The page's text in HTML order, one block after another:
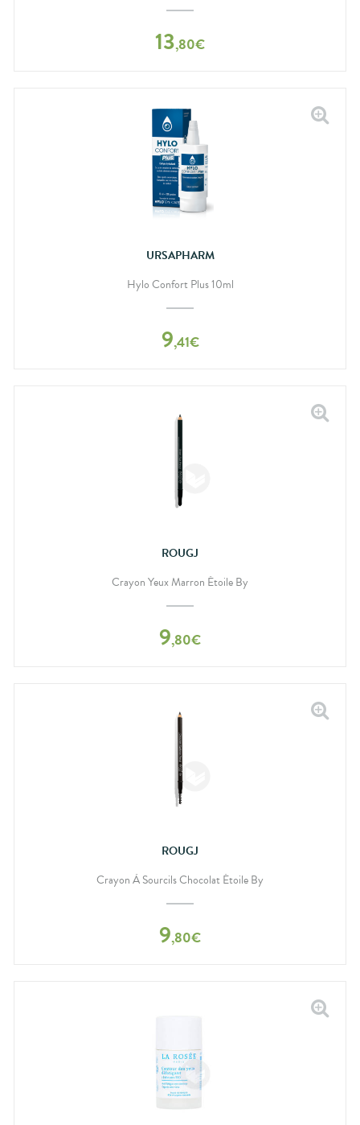
13,80€
URSAPHARM
Hylo Confort Plus 10ml
9,41€
ROUGJ
Crayon Yeux Marron Étoile By
9,80€
ROUGJ
Crayon À Sourcils Chocolat Étoile By
9,80€